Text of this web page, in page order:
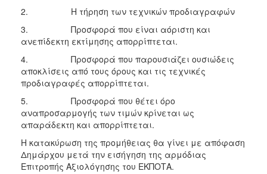
2. Η τήρηση των τεχνικών προδιαγραφών
3. Προσφορά που είναι αόριστη και
ανεπίδεκτη εκτίμησης απορρίπτεται.
4. Προσφορά που παρουσιάζει ουσιώδεις
αποκλίσεις από τους όρους και τις τεχνικές
προδιαγραφές απορρίπτεται.
5. Προσφορά που θέτει όρο
αναπροσαρμογής των τιμών κρίνεται ως
απαράδεκτη και απορρίπτεται.
Η κατακύρωση της προμήθειας θα γίνει με απόφαση
Δημάρχου μετά την εισήγηση της αρμόδιας
Επιτροπής Αξιολόγησης του ΕΚΠΟΤΑ.